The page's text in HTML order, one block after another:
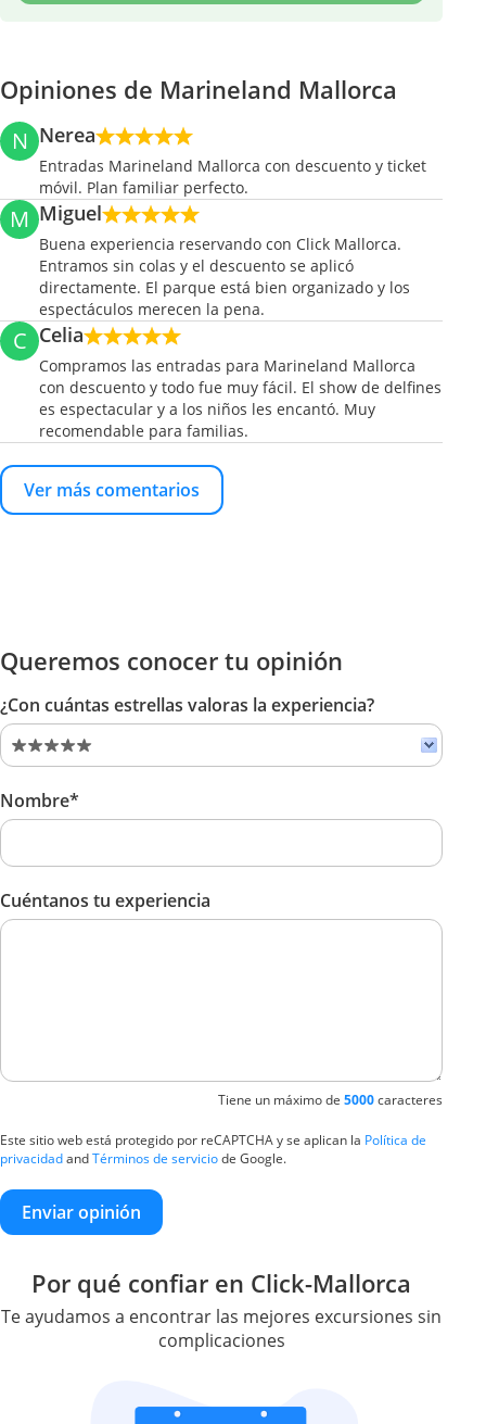
Opiniones de Marineland Mallorca
N Nerea
Entradas Marineland Mallorca con descuento y ticket
móvil. Plan familiar perfecto.
M Miguel
Buena experiencia reservando con Click Mallorca.
Entramos sin colas y el descuento se aplicó
directamente. El parque está bien organizado y los
espectáculos merecen la pena.
C Celia
Compramos las entradas para Marineland Mallorca
con descuento y todo fue muy fácil. El show de delfines
es espectacular y a los niños les encantó. Muy
recomendable para familias.
Ver más comentarios
Queremos conocer tu opinión
¿Con cuántas estrellas valoras la experiencia?
Nombre*
Cuéntanos tu experiencia
Tiene un máximo de 5000caracteres
Este sitio web está protegido por reCAPTCHA y se aplican la Política de
privacidadandTérminos de serviciode Google.
Enviar opinión
Por qué confiar en Click-Mallorca
Te ayudamos a encontrar las mejores excursiones sin
complicaciones